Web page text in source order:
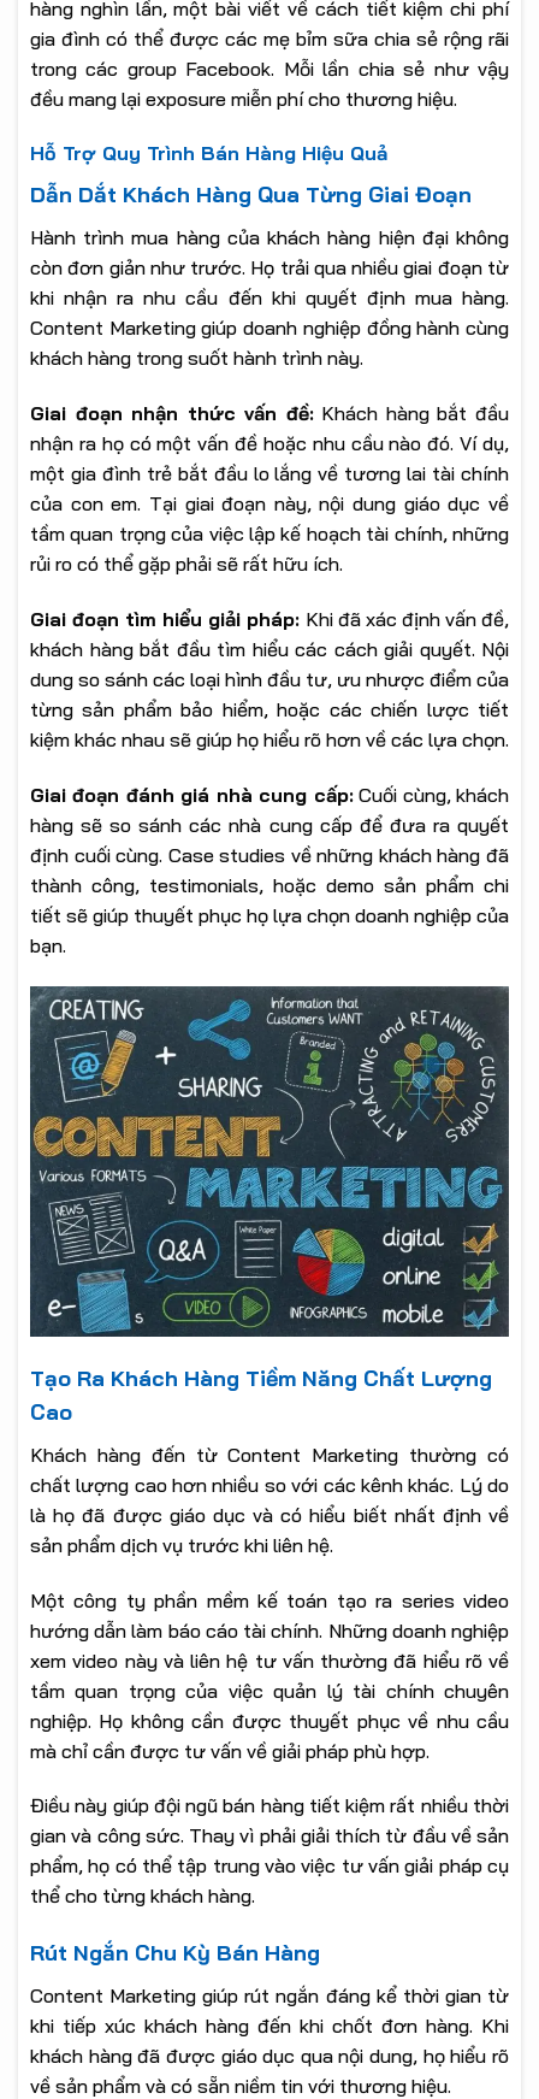
hàng nghìn lần, một bài viết về cách tiết kiệm chi phí
gia đình có thể được các mẹ bỉm sữa chia sẻ rộng rãi
trong các group Facebook. Mỗi lần chia sẻ như vậy
đều mang lại exposure miễn phí cho thương hiệu.
Hỗ Trợ Quy Trình Bán Hàng Hiệu Quả
Dẫn Dắt Khách Hàng Qua Từng Giai Đoạn
Hành trình mua hàng của khách hàng hiện đại không
còn đơn giản như trước. Họ trải qua nhiều giai đoạn từ
khi nhận ra nhu cầu đến khi quyết định mua hàng.
Content Marketing giúp doanh nghiệp đồng hành cùng
khách hàng trong suốt hành trình này.
Giai đoạn nhận thức vấn đề:Khách hàng bắt đầu
nhận ra họ có một vấn đề hoặc nhu cầu nào đó. Ví dụ,
một gia đình trẻ bắt đầu lo lắng về tương lai tài chính
của con em. Tại giai đoạn này, nội dung giáo dục về
tầm quan trọng của việc lập kế hoạch tài chính, những
rủi ro có thể gặp phải sẽ rất hữu ích.
Giai đoạn tìm hiểu giải pháp: Khi đã xác định vấn đề,
khách hàng bắt đầu tìm hiểu các cách giải quyết. Nội
dung so sánh các loại hình đầu tư, ưu nhược điểm của
từng sản phẩm bảo hiểm, hoặc các chiến lược tiết
kiệm khác nhau sẽ giúp họ hiểu rõ hơn về các lựa chọn.
Giai đoạn đánh giá nhà cung cấp:Cuối cùng, khách
hàng sẽ so sánh các nhà cung cấp để đưa ra quyết
định cuối cùng. Case studies về những khách hàng đã
thành công, testimonials, hoặc demo sản phẩm chi
tiết sẽ giúp thuyết phục họ lựa chọn doanh nghiệp của
bạn.
Tạo Ra Khách Hàng Tiềm Năng Chất Lượng
Cao
Khách hàng đến từ Content Marketing thường có
chất lượng cao hơn nhiều so với các kênh khác. Lý do
là họ đã được giáo dục và có hiểu biết nhất định về
sản phẩm dịch vụ trước khi liên hệ.
Một công ty phần mềm kế toán tạo ra series video
hướng dẫn làm báo cáo tài chính. Những doanh nghiệp
xem video này và liên hệ tư vấn thường đã hiểu rõ về
tầm quan trọng của việc quản lý tài chính chuyên
nghiệp. Họ không cần được thuyết phục về nhu cầu
mà chỉ cần được tư vấn về giải pháp phù hợp.
Điều này giúp đội ngũ bán hàng tiết kiệm rất nhiều thời
gian và công sức. Thay vì phải giải thích từ đầu về sản
phẩm, họ có thể tập trung vào việc tư vấn giải pháp cụ
thể cho từng khách hàng.
Rút Ngắn Chu Kỳ Bán Hàng
Content Marketing giúp rút ngắn đáng kể thời gian từ
khi tiếp xúc khách hàng đến khi chốt đơn hàng. Khi
khách hàng đã được giáo dục qua nội dung, họ hiểu rõ
về sản phẩm và có sẵn niềm tin với thương hiệu.